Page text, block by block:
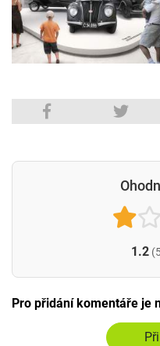
1.2
Pro přidání komentáře je